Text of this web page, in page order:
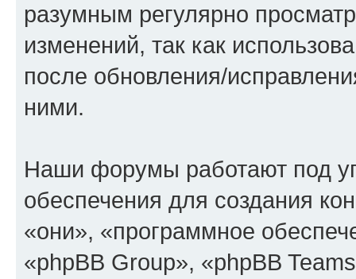
разумным регулярно
изменений, так как
после обновления/
ними.
Наши форумы работают под
обеспечения для создания
«они», «программное
«phpBB Group», «phpBB